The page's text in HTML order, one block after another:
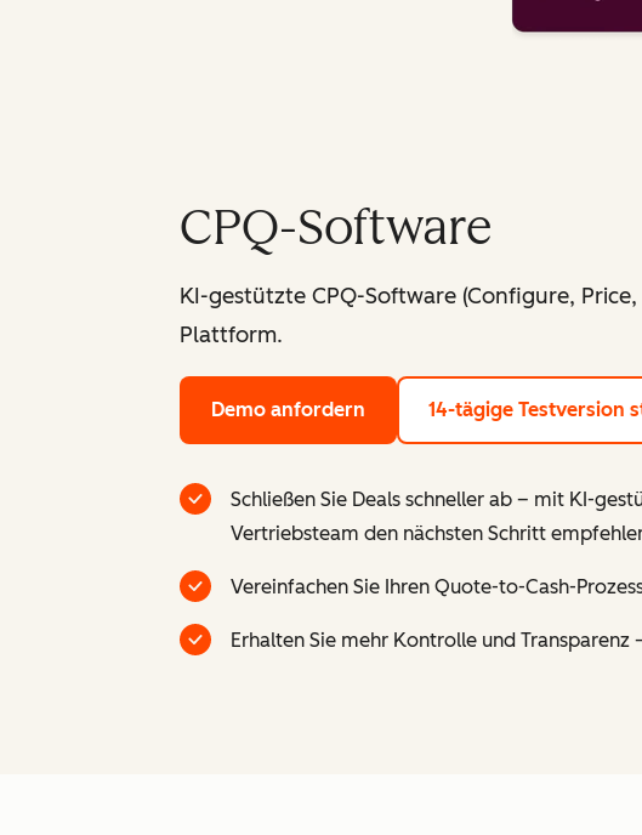
CPQ-Software
KI-gestützte CPQ-Software (Configure,
Plattform.
Demo anfordern 14-tägige Testversion
Schließen Sie Deals schneller ab – mit KI-
Vertriebsteam den nächsten Schritt
Vereinfachen Sie Ihren Quote-to-Cash-
Erhalten Sie mehr Kontrolle und